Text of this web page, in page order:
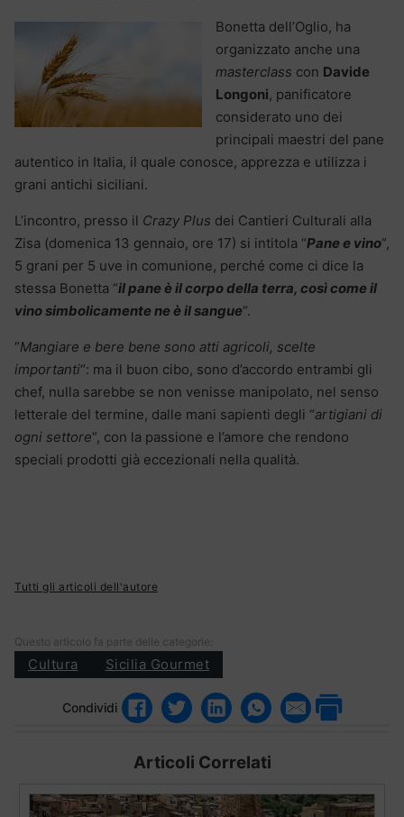
Bonetta dell’Oglio, ha
organizzato anche una
masterclass con Davide
Longoni, panificatore
considerato uno dei
principali maestri del pane
autentico in Italia, il quale conosce, apprezza e utilizza i
grani antichi siciliani.
L’incontro, presso il Crazy Plus dei Cantieri Culturali alla
Zisa (domenica 13 gennaio, ore 17) si intitola “Pane e vino”,
5 grani per 5 uve in comunione, perché come ci dice la
stessa Bonetta “il pane è il corpo della terra, così come il
vino simbolicamente ne è il sangue“.
“Mangiare e bere bene sono atti agricoli, scelte
importanti“: ma il buon cibo, sono d’accordo entrambi gli
chef, nulla sarebbe se non venisse manipolato, nel senso
letterale del termine, dalle mani sapienti degli “artigiani di
ogni settore“, con la passione e l’amore che rendono
speciali prodotti già eccezionali nella qualità.
Tutti gli articoli dell'autore
Questo articolo fa parte delle categorie:
Cultura Sicilia Gourmet
Condividi
Articoli Correlati